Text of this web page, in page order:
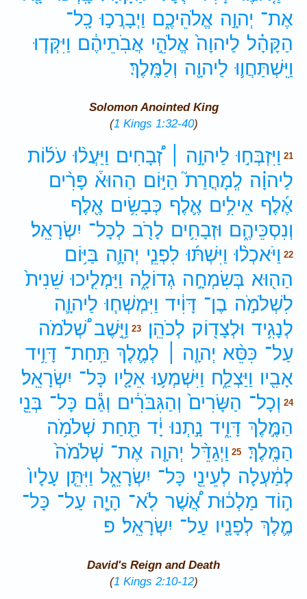
אֶת־ יְהוָ֣ה אֱלֹהֵיכֶ֑ם וַיְבָרֲכ֣וּ כָֽל־
הַקָּהָ֗ל לַיהוָה֙ אֱלֹהֵ֣י אֲבֹֽתֵיהֶ֔ם וַיִּקְּד֧וּ
וַיִּֽשְׁתַּחֲו֛וּ לַיהוָ֖ה וְלַמֶּֽלֶךְ׃
Solomon Anointed King
(1 Kings 1:32-40)
21 וַיִּזְבְּח֣וּ לַיהוָ֣ה ׀ זְ֠בָחִים וַיַּעֲל֨וּ עֹל֜וֹת
לַיהוָ֗ה לְֽמָחֳרַת֮ הַיּ֣וֹם הַהוּא֒ פָּרִ֨ים
אֶ֜לֶף אֵילִ֥ים אֶ֛לֶף כְּבָשִׂ֥ים אֶ֖לֶף
וְנִסְכֵּיהֶ֑ם וּזְבָחִ֥ים לָרֹ֖ב לְכָל־ יִשְׂרָאֵֽל׃
22 וַיֹּאכְל֨וּ וַיִּשְׁתּ֜וּ לִפְנֵ֧י יְהוָ֛ה בַּיּ֥וֹם
הַה֖וּא בְּשִׂמְחָ֣ה גְדוֹלָ֑ה וַיַּמְלִ֤יכוּ שֵׁנִית֙
לִשְׁלֹמֹ֣ה בֶן־ דָּוִ֔יד וַיִּמְשְׁח֧וּ לַיהוָ֛ה
לְנָגִ֥יד וּלְצָד֖וֹק לְכֹהֵֽן׃ 23 וַיֵּ֣שֶׁב שְׁ֠לֹמֹה
עַל־ כִּסֵּ֨א יְהוָ֧ה ׀ לְמֶ֛לֶךְ תַּֽחַת־ דָּוִ֥יד
אָבִ֖יו וַיַּצְלַ֑ח וַיִּשְׁמְע֥וּ אֵלָ֖יו כָּל־ יִשְׂרָאֵֽל׃
24 וְכָל־ הַשָּׂרִים֙ וְהַגִּבֹּרִ֔ים וְגַ֕ם כָּל־ בְּנֵ֖י
הַמֶּ֣לֶךְ דָּוִ֑יד נָ֣תְנוּ יָ֔ד תַּ֖חַת שְׁלֹמֹ֥ה
הַמֶּֽלֶךְ׃
25 וַיְגַדֵּ֨ל יְהוָ֤ה אֶת־ שְׁלֹמֹה֙
לְמַ֔עְלָה לְעֵינֵ֖י כָּל־ יִשְׂרָאֵ֑ל וַיִּתֵּ֤ן עָלָיו֙
ה֣וֹד מַלְכ֔וּת אֲ֠שֶׁר לֹֽא־ הָיָ֧ה עַל־ כָּל־
מֶ֛לֶךְ לְפָנָ֖יו עַל־ יִשְׂרָאֵֽל׃ פ
David's Reign and Death
(1 Kings 2:10-12)